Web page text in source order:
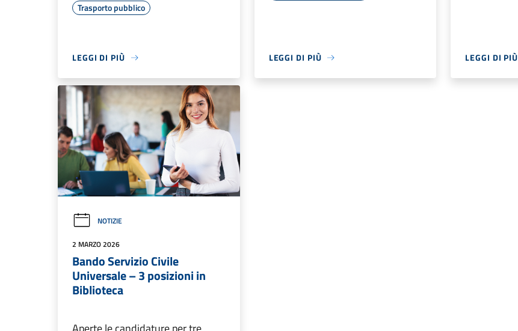
Trasporto pubblico
LEGGI DI PIÙ LEGGI DI PIÙ LEGGI DI PIÙ
NOTIZIE
2 MARZO 2026
Bando Servizio Civile
Universale – 3 posizioni in
Biblioteca